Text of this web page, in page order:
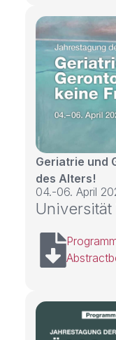
Geriatrie und
des Alters!
04.-06. April
Universität